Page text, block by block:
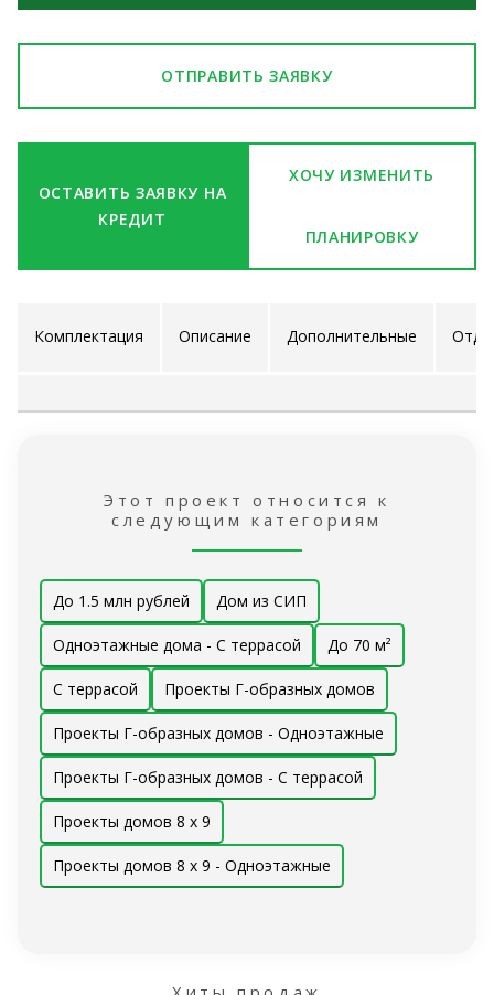
ХОЧУ ИЗМЕНИТЬ
ПЛАНИРОВКУ
ОСТАВИТЬ ЗАЯВКУ НА
КРЕДИТ
ОТПРАВИТЬ ЗАЯВКУ
Комплектация Описание Дополнительные
Этот проект относится к
следующим категориям
До 1.5 млн рублей Дом из СИП
Одноэтажные дома - С террасой До 70 м²
С террасой Проекты Г-образных домов
Проекты Г-образных домов - Одноэтажные
Проекты Г-образных домов - С террасой
Проекты домов 8 x 9
Проекты домов 8 x 9 - Одноэтажные